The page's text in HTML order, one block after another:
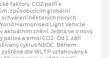
faktory. CO2 patří k
způsobujícím globální
některých nových
Harmonised Light Vehicle
aktuálním znění. Jedná se o nový,
a emisí CO2. Od 1. září
cyklus NEDC. Během
dle WLTP vztahovány k